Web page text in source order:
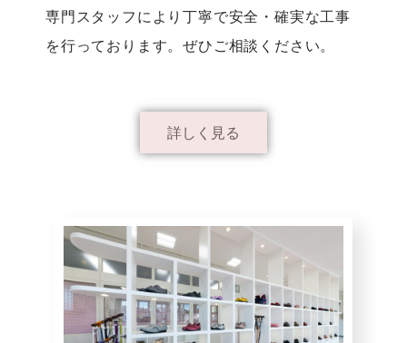
専門スタッフにより丁寧で安全・確実な工事
を行っております。ぜひご相談ください。
詳しく見る